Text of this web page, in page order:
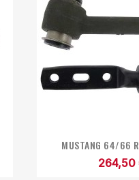
Aperçu
MUSTANG 64/66
264,50